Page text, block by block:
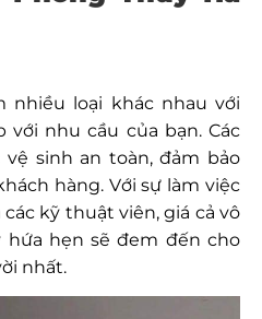
nhiều loại khác nhau với
nhu cầu của bạn. Các
sinh an toàn, đảm bảo
hàng. Với sự làm việc
kỹ thuật viên, giá cả vô
hứa hẹn sẽ đem đến cho
nhất.